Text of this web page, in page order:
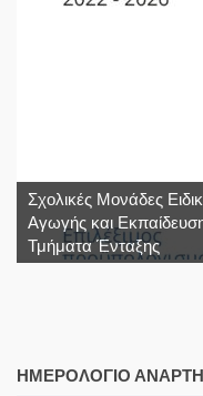
Σχολικές Μονάδες
Αγωγής και
Τμήματα Ένταξης
ΗΜΕΡΟΛΌΓΙΟ